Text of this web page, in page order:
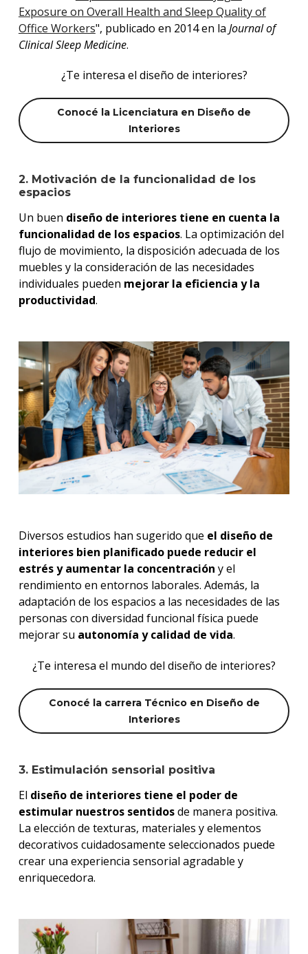
Exposure on Overall Health and Sleep Quality of
Office Workers", publicado en 2014 en la Journal of
Clinical Sleep Medicine.
¿Te interesa el diseño de interiores?
Conocé la Licenciatura en Diseño de
Interiores
2. Motivación de la funcionalidad de los
espacios
Un buen diseño de interiores tiene en cuenta la
funcionalidad de los espacios. La optimización del
flujo de movimiento, la disposición adecuada de los
muebles y la consideración de las necesidades
individuales pueden mejorar la eficiencia y la
productividad.
Diversos estudios han sugerido que el diseño de
interiores bien planificado puede reducir el
estrés y aumentar la concentración y el
rendimiento en entornos laborales. Además, la
adaptación de los espacios a las necesidades de las
personas con diversidad funcional física puede
mejorar su autonomía y calidad de vida.
¿Te interesa el mundo del diseño de interiores?
Conocé la carrera Técnico en Diseño de
Interiores
3. Estimulación sensorial positiva
El diseño de interiores tiene el poder de
estimular nuestros sentidosde manera positiva.
La elección de texturas, materiales y elementos
decorativos cuidadosamente seleccionados puede
crear una experiencia sensorial agradable y
enriquecedora.